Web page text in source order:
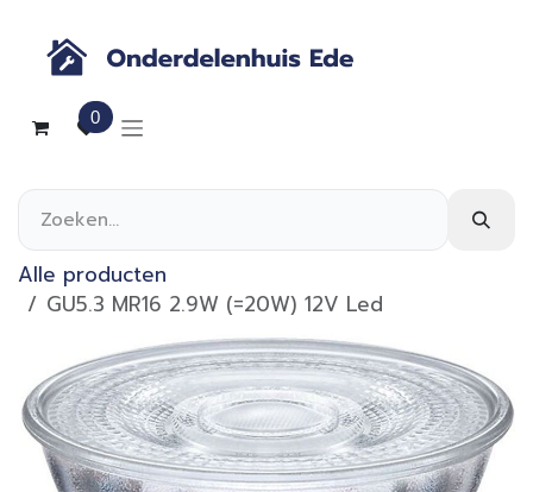
0
Alle producten
GU5.3 MR16 2.9W (=20W) 12V Led